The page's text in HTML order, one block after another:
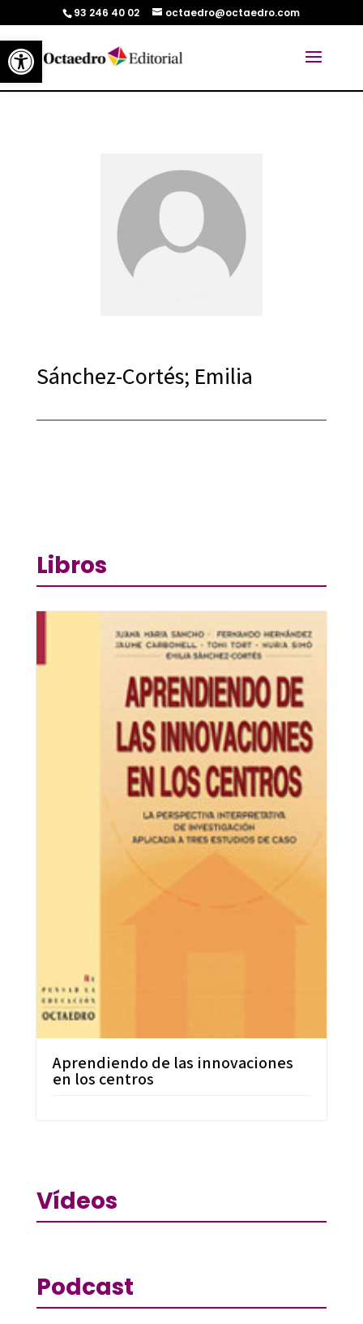
Abrir barra de herramientas
93 246 40 02 octaedro@octaedro.com
Sánchez-Cortés; Emilia
Libros
Aprendiendo de las innovaciones
en los centros
Vídeos
Podcast